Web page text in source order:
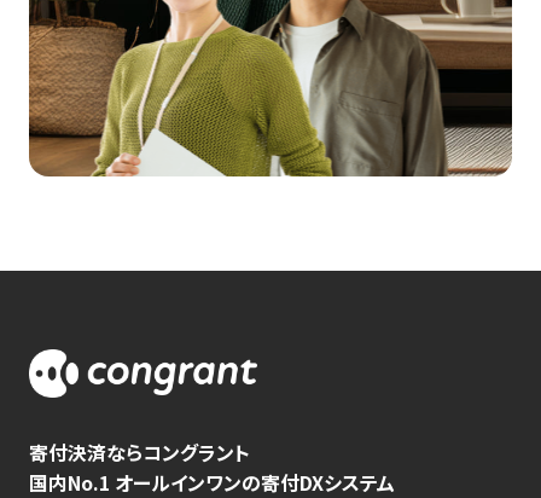
寄付決済ならコングラント
国内No.1 オールインワンの寄付DXシステム